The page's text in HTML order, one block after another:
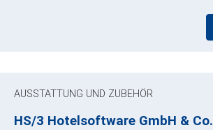
AUSSTATTUNG UND ZUBEHÖR
HS/3 Hotelsoftware GmbH &